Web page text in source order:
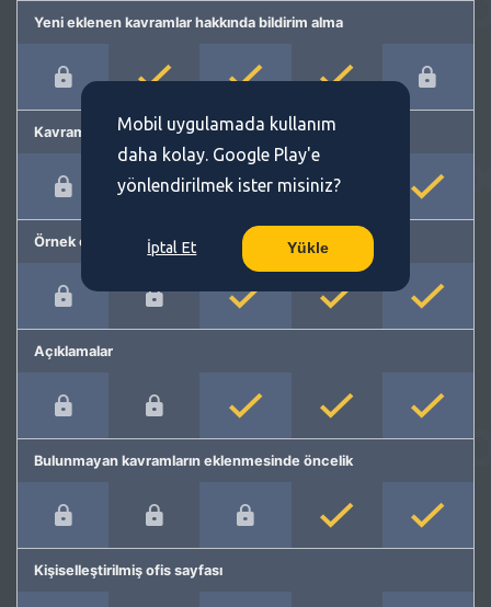
Yeni eklenen kavramlar hakkında bildirim alma
Kavram önerme
Örnek cümleler
Açıklamalar
Bulunmayan kavramların eklenmesinde öncelik
Kişiselleştirilmiş ofis sayfası
Mobil uygulamada kullanım
daha kolay. Google Play'e
yönlendirilmek ister misiniz?
İptal Et Yükle